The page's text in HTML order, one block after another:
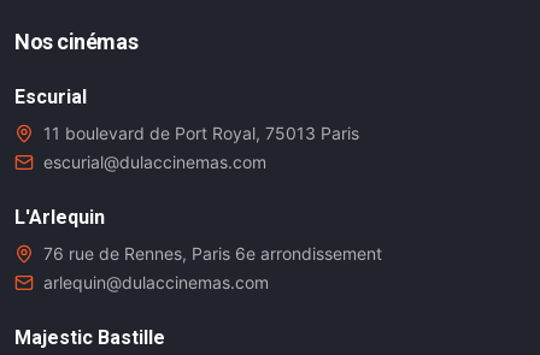
Nos cinémas
Escurial
11 boulevard de Port Royal, 75013 Paris
escurial@dulaccinemas.com
L'Arlequin
76 rue de Rennes, Paris 6e arrondissement
arlequin@dulaccinemas.com
Majestic Bastille